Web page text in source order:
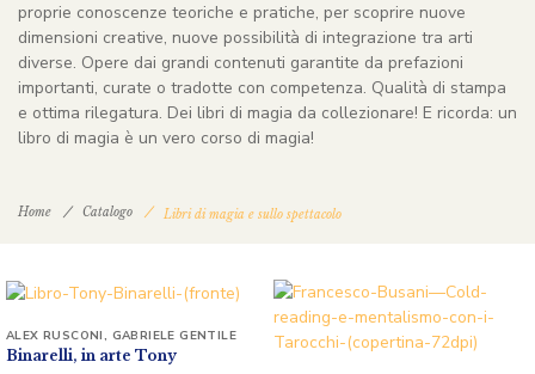
proprie conoscenze teoriche e pratiche, per scoprire nuove
dimensioni creative, nuove possibilità di integrazione tra arti
diverse. Opere dai grandi contenuti garantite da prefazioni
importanti, curate o tradotte con competenza. Qualità di stampa
e ottima rilegatura. Dei libri di magia da collezionare! E ricorda: un
libro di magia è un vero corso di magia!
Home Catalogo Libri di magia e sullo spettacolo
Binarelli, in arte Tony
ALEX RUSCONI, GABRIELE GENTILE